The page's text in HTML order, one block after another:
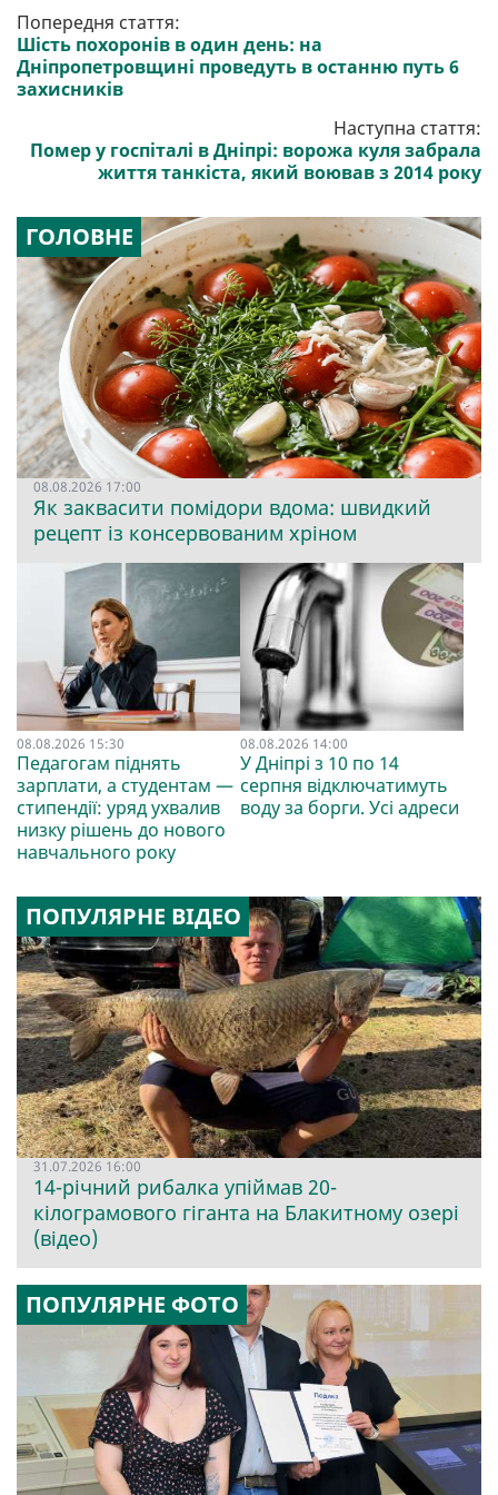
Попередня стаття:
Шість похоронів в один день: на
Дніпропетровщині проведуть в останню путь 6
захисників
Наступна стаття:
Помер у госпіталі в Дніпрі: ворожа куля забрала
життя танкіста, який воював з 2014 року
ГОЛОВНЕ
08.08.2026 17:00
Як заквасити помідори вдома: швидкий
рецепт із консервованим хріном
08.08.2026 15:30
Педагогам піднять
зарплати, а студентам —
стипендії: уряд ухвалив
низку рішень до нового
навчального року
08.08.2026 14:00
У Дніпрі з 10 по 14
серпня відключатимуть
воду за борги. Усі адреси
ПОПУЛЯРНЕ ВІДЕО
31.07.2026 16:00
14-річний рибалка упіймав 20-
кілограмового гіганта на Блакитному озері
(відео)
ПОПУЛЯРНЕ ФОТО